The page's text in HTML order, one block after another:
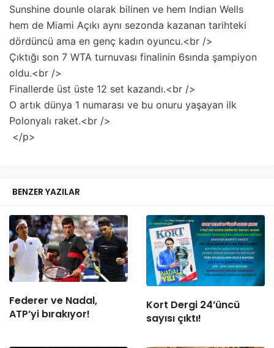
Sunshine dounle olarak bilinen ve hem Indian Wells
hem de Miami Açıkı aynı sezonda kazanan tarihteki
dördüncü ama en genç kadın oyuncu.<br />
Çıktığı son 7 WTA turnuvası finalinin 6sında şampiyon
oldu.<br />
Finallerde üst üste 12 set kazandı.<br />
O artık dünya 1 numarası ve bu onuru yaşayan ilk
Polonyalı raket.<br />
</p>
BENZER YAZILAR
Federer ve Nadal,
ATP’yi bırakıyor!
Kort Dergi 24’üncü
sayısı çıktı!